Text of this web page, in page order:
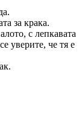
за крака.
с лепкавата
уверите, че тя е